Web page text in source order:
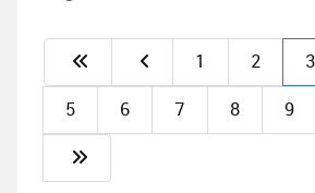
1 2 3
5 6 7 8 9